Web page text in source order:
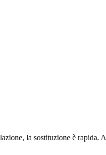
la sostituzione è rapida.